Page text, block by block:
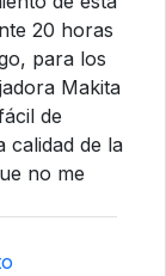
20 horas
para los
Makita
de
calidad de la
no me